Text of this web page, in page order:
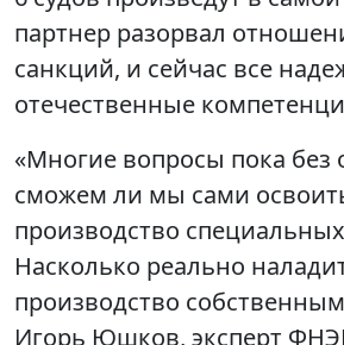
партнер разорвал
санкций, и сейчас все
отечественные
«Многие вопросы пока без
сможем ли мы сами
производство
Насколько реально
производство
Игорь Юшков, эксперт